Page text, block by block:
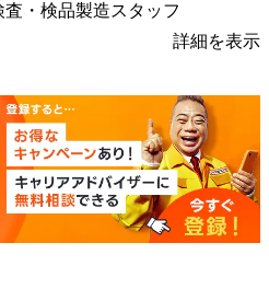
・検品製造スタッフ
詳細を表示